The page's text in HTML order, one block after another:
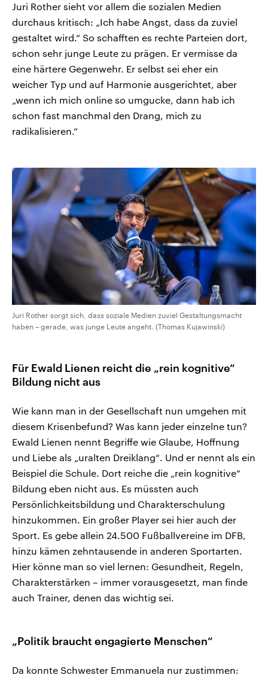
Juri Rother sieht vor allem die sozialen Medien
durchaus kritisch: „Ich habe Angst, dass da zuviel
gestaltet wird.“ So schafften es rechte Parteien dort,
schon sehr junge Leute zu prägen. Er vermisse da
eine härtere Gegenwehr. Er selbst sei eher ein
weicher Typ und auf Harmonie ausgerichtet, aber
„wenn ich mich online so umgucke, dann hab ich
schon fast manchmal den Drang, mich zu
radikalisieren.“
Juri Rother sorgt sich, dass soziale Medien zuviel Gestaltungsmacht
haben – gerade, was junge Leute angeht. (Thomas Kujawinski)
Für Ewald Lienen reicht die „rein kognitive“
Bildung nicht aus
Wie kann man in der Gesellschaft nun umgehen mit
diesem Krisenbefund? Was kann jeder einzelne tun?
Ewald Lienen nennt Begriffe wie Glaube, Hoffnung
und Liebe als „uralten Dreiklang“. Und er nennt als ein
Beispiel die Schule. Dort reiche die „rein kognitive“
Bildung eben nicht aus. Es müssten auch
Persönlichkeitsbildung und Charakterschulung
hinzukommen. Ein großer Player sei hier auch der
Sport. Es gebe allein 24.500 Fußballvereine im DFB,
hinzu kämen zehntausende in anderen Sportarten.
Hier könne man so viel lernen: Gesundheit, Regeln,
Charakterstärken – immer vorausgesetzt, man finde
auch Trainer, denen das wichtig sei.
„Politik braucht engagierte Menschen“
Da konnte Schwester Emmanuela nur zustimmen: